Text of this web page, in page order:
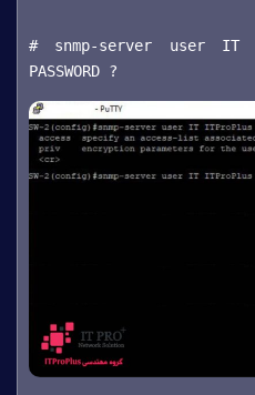
# snmp-server user
PASSWORD ?